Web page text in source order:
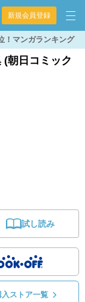
新規会員登録
！マンガランキング
朝日コミック
試し読み
入ストア一覧